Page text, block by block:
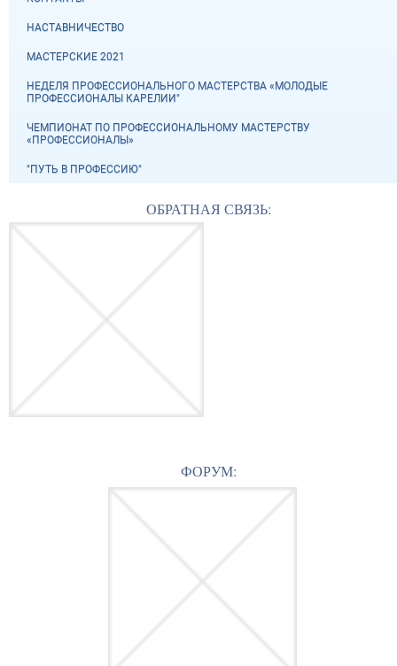
НАСТАВНИЧЕСТВО
МАСТЕРСКИЕ 2021
НЕДЕЛЯ ПРОФЕССИОНАЛЬНОГО МАСТЕРСТВА «МОЛОДЫЕ
ПРОФЕССИОНАЛЫ КАРЕЛИИ"
ЧЕМПИОНАТ ПО ПРОФЕССИОНАЛЬНОМУ МАСТЕРСТВУ
«ПРОФЕССИОНАЛЫ»
"ПУТЬ В ПРОФЕССИЮ"
ОБРАТНАЯ СВЯЗЬ:
ФОРУМ: